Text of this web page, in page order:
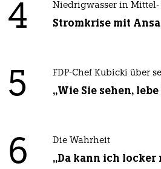
4 Niedrigwasser in Mittel-
Stromkrise mit
5 FDP-Chef Kubicki über
„Wie Sie sehen,
6 Die Wahrheit
„Da kann ich locker